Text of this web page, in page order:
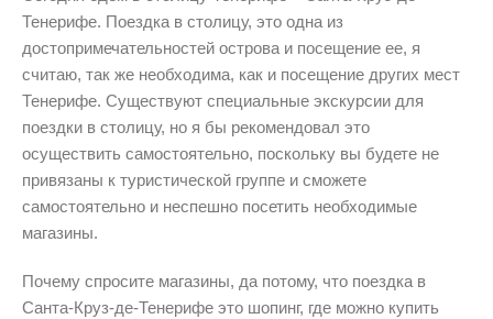
Тенерифе. Поездка в столицу, это одна из
достопримечательностей острова и посещение ее, я
считаю, так же необходима, как и посещение других мест
Тенерифе. Существуют специальные экскурсии для
поездки в столицу, но я бы рекомендовал это
осуществить самостоятельно, поскольку вы будете не
привязаны к туристической группе и сможете
самостоятельно и неспешно посетить необходимые
магазины.
Почему спросите магазины, да потому, что поездка в
Санта-Круз-де-Тенерифе это шопинг, где можно купить